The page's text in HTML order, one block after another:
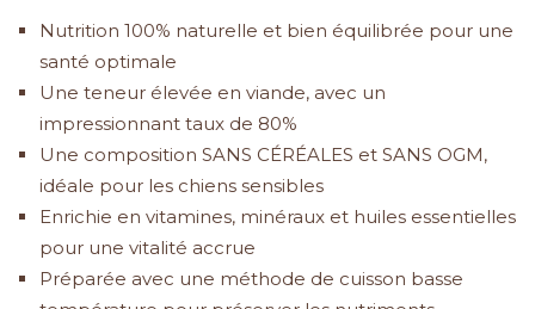
Nutrition 100% naturelle et bien équilibrée pour une
santé optimale
Une teneur élevée en viande, avec un
impressionnant taux de 80%
Une composition SANS CÉRÉALES et SANS OGM,
idéale pour les chiens sensibles
Enrichie en vitamines, minéraux et huiles essentielles
pour une vitalité accrue
Préparée avec une méthode de cuisson basse